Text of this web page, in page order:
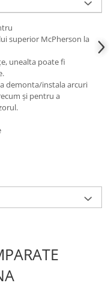
superior McPherson la
unealta poate fi
demonta/instala arcuri
și pentru a